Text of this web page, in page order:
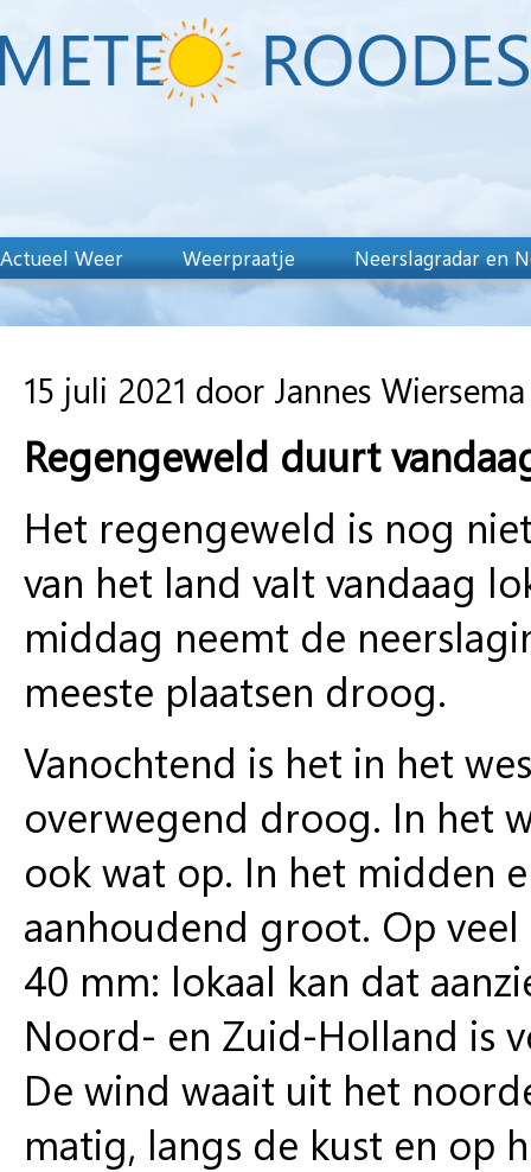
Actueel Weer Weerpraatje Neerslagradar en
15 juli 2021 door Jannes Wiersema
Regengeweld duurt
Het regengeweld is nog
van het land valt vandaag
middag neemt de
meeste plaatsen droog.
Vanochtend is het in het
overwegend droog. In het
ook wat op. In het midden
aanhoudend groot. Op veel
40 mm: lokaal kan dat
Noord- en Zuid-Holland is
De wind waait uit het
matig, langs de kust en op